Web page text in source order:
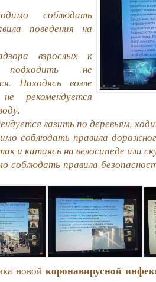
соблюдать
поведения на
взрослых к
подходить не
Находясь возле
рекомендуется
лазить по деревьям,
соблюдать правила
и катаясь на велосипеде или
соблюдать правила
новой коронавирусной